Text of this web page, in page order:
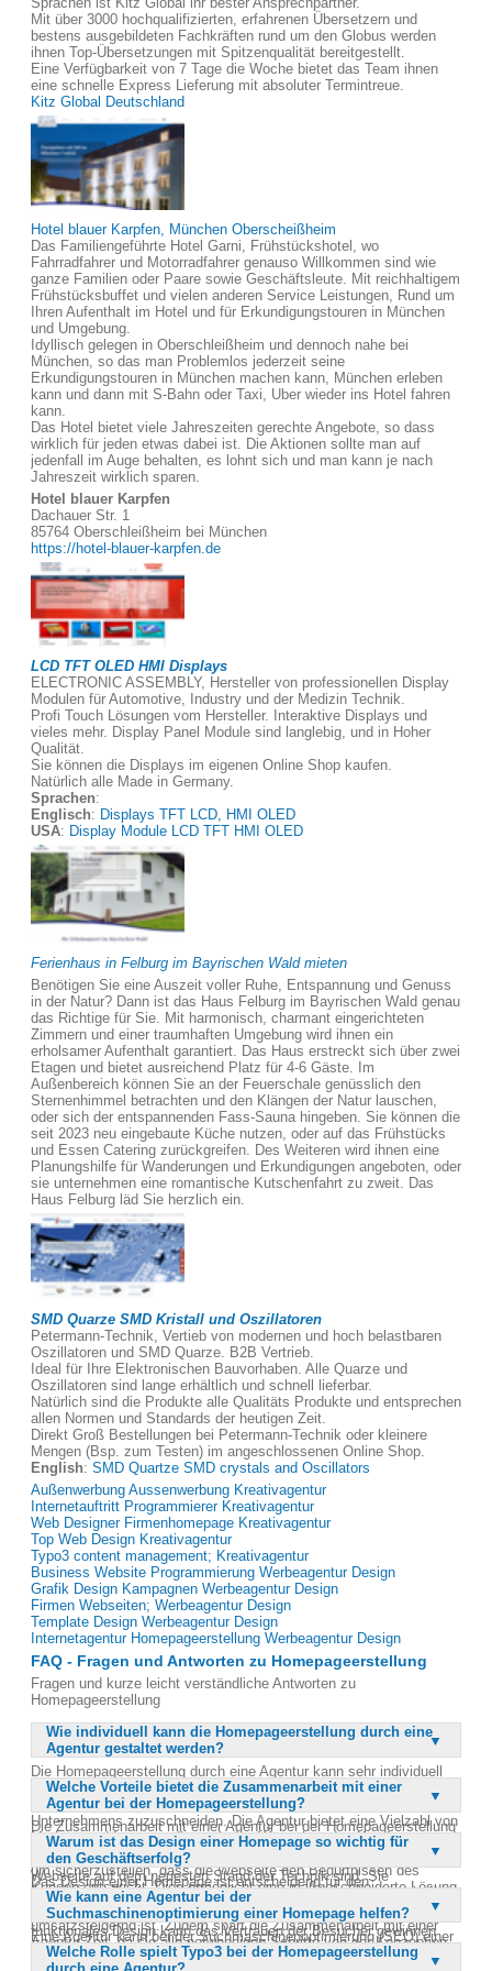
Mit über 3000 hochqualifizierten, erfahrenen Übersetzern und
bestens ausgebildeten Fachkräften rund um den Globus werden
ihnen Top-Übersetzungen mit Spitzenqualität bereitgestellt.
Eine Verfügbarkeit von 7 Tage die Woche bietet das Team ihnen
eine schnelle Express Lieferung mit absoluter Termintreue.
Kitz Global Deutschland
Hotel blauer Karpfen, München Oberscheißheim
Das Familiengeführte Hotel Garni, Frühstückshotel, wo
Fahrradfahrer und Motorradfahrer genauso Willkommen sind wie
ganze Familien oder Paare sowie Geschäftsleute. Mit reichhaltigem
Frühstücksbuffet und vielen anderen Service Leistungen, Rund um
Ihren Aufenthalt im Hotel und für Erkundigungstouren in München
und Umgebung.
Idyllisch gelegen in Oberschleißheim und dennoch nahe bei
München, so das man Problemlos jederzeit seine
Erkundigungstouren in München machen kann, München erleben
kann und dann mit S-Bahn oder Taxi, Uber wieder ins Hotel fahren
kann.
Das Hotel bietet viele Jahreszeiten gerechte Angebote, so dass
wirklich für jeden etwas dabei ist. Die Aktionen sollte man auf
jedenfall im Auge behalten, es lohnt sich und man kann je nach
Jahreszeit wirklich sparen.
Hotel blauer Karpfen
Dachauer Str. 1
85764 Oberschleißheim bei München
https://hotel-blauer-karpfen.de
LCD TFT OLED HMI Displays
ELECTRONIC ASSEMBLY, Hersteller von professionellen Display
Modulen für Automotive, Industry und der Medizin Technik.
Profi Touch Lösungen vom Hersteller. Interaktive Displays und
vieles mehr. Display Panel Module sind langlebig, und in Hoher
Qualität.
Sie können die Displays im eigenen Online Shop kaufen.
Natürlich alle Made in Germany.
Sprachen:
Englisch: Displays TFT LCD, HMI OLED
USA: Display Module LCD TFT HMI OLED
Ferienhaus in Felburg im Bayrischen Wald mieten
Benötigen Sie eine Auszeit voller Ruhe, Entspannung und Genuss
in der Natur? Dann ist das Haus Felburg im Bayrischen Wald genau
das Richtige für Sie. Mit harmonisch, charmant eingerichteten
Zimmern und einer traumhaften Umgebung wird ihnen ein
erholsamer Aufenthalt garantiert. Das Haus erstreckt sich über zwei
Etagen und bietet ausreichend Platz für 4-6 Gäste. Im
Außenbereich können Sie an der Feuerschale genüsslich den
Sternenhimmel betrachten und den Klängen der Natur lauschen,
oder sich der entspannenden Fass-Sauna hingeben. Sie können die
seit 2023 neu eingebaute Küche nutzen, oder auf das Frühstücks
und Essen Catering zurückgreifen. Des Weiteren wird ihnen eine
Planungshilfe für Wanderungen und Erkundigungen angeboten, oder
sie unternehmen eine romantische Kutschenfahrt zu zweit. Das
Haus Felburg läd Sie herzlich ein.
SMD Quarze SMD Kristall und Oszillatoren
Petermann-Technik, Vertieb von modernen und hoch belastbaren
Oszillatoren und SMD Quarze. B2B Vertrieb.
Ideal für Ihre Elektronischen Bauvorhaben. Alle Quarze und
Oszillatoren sind lange erhältlich und schnell lieferbar.
Natürlich sind die Produkte alle Qualitäts Produkte und entsprechen
allen Normen und Standards der heutigen Zeit.
Direkt Groß Bestellungen bei Petermann-Technik oder kleinere
Mengen (Bsp. zum Testen) im angeschlossenen Online Shop.
English: SMD Quartze SMD crystals and Oscillators
Außenwerbung Aussenwerbung Kreativagentur
Internetauftritt Programmierer Kreativagentur
Web Designer Firmenhomepage Kreativagentur
Top Web Design Kreativagentur
Typo3 content management; Kreativagentur
Business Website Programmierung Werbeagentur Design
Grafik Design Kampagnen Werbeagentur Design
Firmen Webseiten; Werbeagentur Design
Template Design Werbeagentur Design
Internetagentur Homepageerstellung Werbeagentur Design
FAQ - Fragen und Antworten zu Homepageerstellung
Fragen und kurze leicht verständliche Antworten zu
Homepageerstellung
Wie individuell kann die Homepageerstellung durch eine
Agentur gestaltet werden?
Die Homepageerstellung durch eine Agentur kann sehr individuell
gestaltet werden. Erfahrene Profis erstellen jede Homepage neu
und einzigartig, um sie perfekt auf die Anforderungen des
Unternehmens zuzuschneiden. Die Agentur bietet eine Vielzahl von
Motiven und Layouts, die nach den Wünschen des Kunden
angepasst werden können. Jede Abänderung ist jederzeit möglich,
um sicherzustellen, dass die Webseite den Bedürfnissen des
Kunden entspricht. Dies ermöglicht eine maßgeschneiderte Lösung,
die die Visionen und Träume des Unternehmens widerspiegelt.
Welche Vorteile bietet die Zusammenarbeit mit einer
Agentur bei der Homepageerstellung?
Die Zusammenarbeit mit einer Agentur bei der Homepageerstellung
bietet zahlreiche Vorteile. Eine Agentur verfügt über erfahrene
Profis, die sicherstellen, dass das Design und die Funktionalität der
Webseite auf dem neuesten Stand der Technik sind. Sie
kombinieren Design und Marketing, um eine Webseite zu schaffen,
die nicht nur ästhetisch ansprechend, sondern auch
umsatzsteigernd ist. Zudem spart die Zusammenarbeit mit einer
Agentur Zeit, da sie alle notwendigen Schritte von der Konzeption
bis zur Umsetzung übernimmt. Dies führt zu einem professionellen
Warum ist das Design einer Homepage so wichtig für
den Geschäftserfolg?
Das Design einer Homepage ist entscheidend für den
Geschäftserfolg, da es den ersten Eindruck vermittelt, den ein
Kunde von einem Unternehmen erhält. Ein ansprechendes und
funktionales Design kann das Vertrauen der Besucher gewinnen
und sie dazu ermutigen, länger auf der Seite zu bleiben und mehr
über die angebotenen Produkte oder Dienstleistungen zu erfahren.
Wie kann eine Agentur bei der
Suchmaschinenoptimierung einer Homepage helfen?
Eine Agentur kann bei der Suchmaschinenoptimierung (SEO) einer
Homepage erheblich helfen, indem sie sicherstellt, dass die
Welche Rolle spielt Typo3 bei der Homepageerstellung